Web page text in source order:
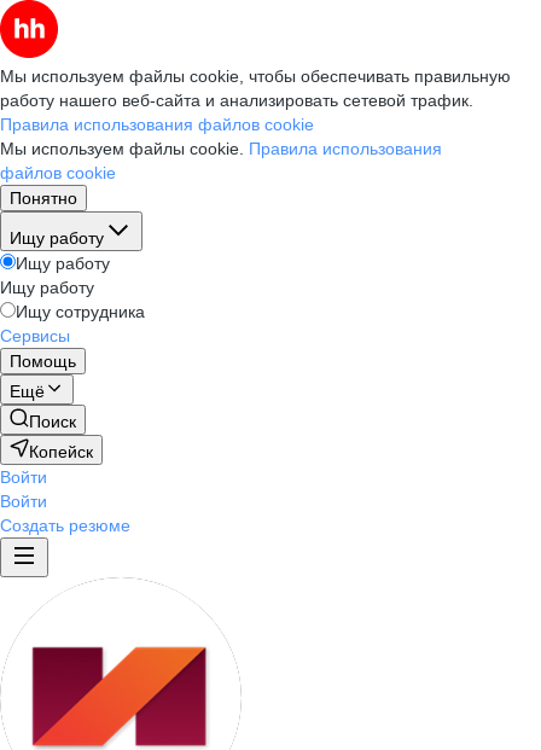
Мы используем файлы cookie, чтобы обеспечивать правильную
работу нашего веб-сайта и анализировать сетевой трафик.
Правила использования файлов cookie
Мы используем файлы cookie. Правила использования
файлов cookie
Понятно
Ищу работу
Ищу работу
Ищу работу
Ищу сотрудника
Сервисы
Помощь
Ещё
Поиск
Копейск
Войти
Войти
Создать резюме